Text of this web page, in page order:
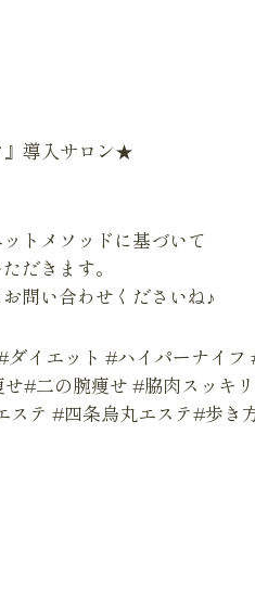
』導入サロン★
トメソッドに基づいて
だきます。
問い合わせくださいね♪
エット #ハイパーナイフ
#二の腕痩せ #脇肉スッキ
テ #四条烏丸エステ#歩き